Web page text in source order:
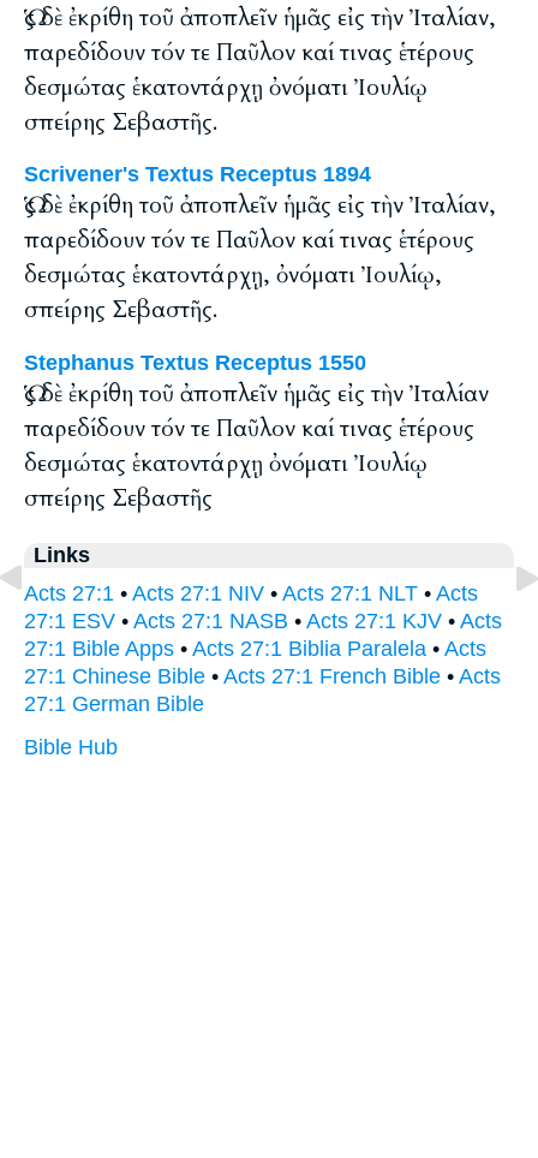
Ὡς δὲ ἐκρίθη τοῦ ἀποπλεῖν ἡμᾶς εἰς τὴν Ἰταλίαν,
παρεδίδουν τόν τε Παῦλον καί τινας ἑτέρους
δεσμώτας ἑκατοντάρχῃ ὀνόματι Ἰουλίῳ
σπείρης Σεβαστῆς.
Scrivener's Textus Receptus 1894
Ὡς δὲ ἐκρίθη τοῦ ἀποπλεῖν ἡμᾶς εἰς τὴν Ἰταλίαν,
παρεδίδουν τόν τε Παῦλον καί τινας ἑτέρους
δεσμώτας ἑκατοντάρχῃ, ὀνόματι Ἰουλίῳ,
σπείρης Σεβαστῆς.
Stephanus Textus Receptus 1550
Ὡς δὲ ἐκρίθη τοῦ ἀποπλεῖν ἡμᾶς εἰς τὴν Ἰταλίαν
παρεδίδουν τόν τε Παῦλον καί τινας ἑτέρους
δεσμώτας ἑκατοντάρχῃ ὀνόματι Ἰουλίῳ
σπείρης Σεβαστῆς
Links
Acts 27:1 • Acts 27:1 NIV • Acts 27:1 NLT • Acts
27:1 ESV • Acts 27:1 NASB • Acts 27:1 KJV • Acts
27:1 Bible Apps • Acts 27:1 Biblia Paralela • Acts
27:1 Chinese Bible • Acts 27:1 French Bible • Acts
27:1 German Bible
Bible Hub